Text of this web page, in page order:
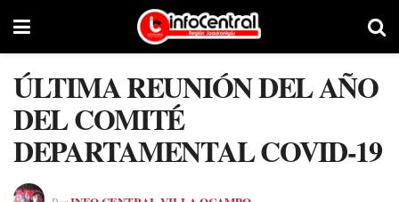
ÚLTIMA REUNIÓN DEL AÑO
DEL COMITÉ
DEPARTAMENTAL COVID-19